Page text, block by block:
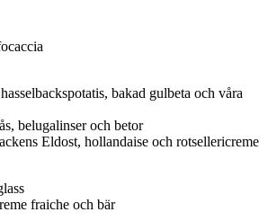
bakad gulbeta och våra
belugalinser och betor
Eldost, hollandaise och rotsellericreme
fraiche och bär